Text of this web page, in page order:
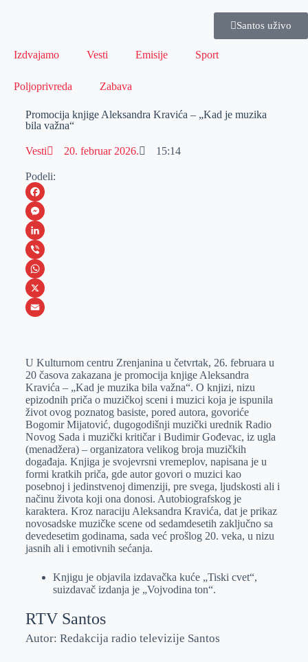
Santos uživo
Izdvajamo Vesti Emisije Sport
Poljoprivreda Zabava
Promocija knjige Aleksandra Kravića – „Kad je muzika
bila važna“
Vesti 20. februar 2026. 15:14
Podeli:
F
a
c
e
b
o
M
e
s
s
e
e
r
L
i
n
k
I
n
V
i
b
W
h
s
A
p
p
X
a
i
l
U Kulturnom centru Zrenjanina u četvrtak, 26. februara u
20 časova zakazana je promocija knjige Aleksandra
Kravića – „Kad je muzika bila važna“. O knjizi, nizu
epizodnih priča o muzičkoj sceni i muzici koja je ispunila
život ovog poznatog basiste, pored autora, govoriće
Bogomir Mijatović, dugogodišnji muzički urednik Radio
Novog Sada i muzički kritičar i Budimir Gođevac, iz ugla
(menadžera) – organizatora velikog broja muzičkih
događaja. Knjiga je svojevrsni vremeplov, napisana je u
formi kratkih priča, gde autor govori o muzici kao
posebnoj i jedinstvenoj dimenziji, pre svega, ljudskosti ali i
načinu života koji ona donosi. Autobiografskog je
karaktera. Kroz naraciju Aleksandra Kravića, dat je prikaz
novosadske muzičke scene od sedamdesetih zaključno sa
devedesetim godinama, sada već prošlog 20. veka, u nizu
jasnih ali i emotivnih sećanja.
Knjigu je objavila izdavačka kuće „Tiski cvet“,
suizdavač izdanja je „Vojvodina ton“.
RTV Santos
Autor: Redakcija radio televizije Santos